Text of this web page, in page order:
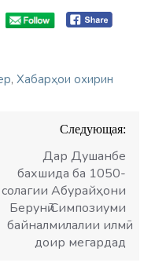
, Хабарҳои охирин
Следующая:
Дар Душанбе
бахшида ба 1050-
солагии Абурайҳони
Берунӣ Симпозиуми
байналмилалии илмӣ
доир мегардад